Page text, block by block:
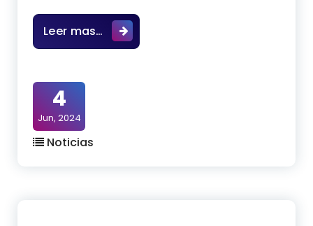
Leer mas… Representando a la UPTP «Luis
4
Jun, 2024
Noticias